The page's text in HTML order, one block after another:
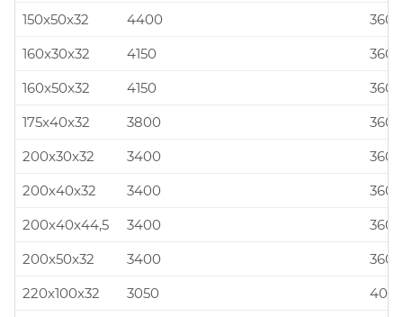
150x50x32
4400
160x30x32
4150
160x50x32
4150
175x40x32
3800
200x30x32
3400
200x40x32
3400
200x40x44,5
3400
200x50x32
3400
220x100x32
3050